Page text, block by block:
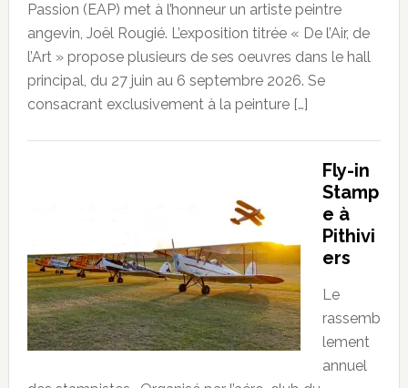
Passion (EAP) met à l’honneur un artiste peintre
angevin, Joël Rougié. L’exposition titrée « De l’Air, de
l’Art » propose plusieurs de ses oeuvres dans le hall
principal, du 27 juin au 6 septembre 2026. Se
consacrant exclusivement à la peinture […]
Fly-in
Stamp
e à
Pithivi
ers
Le
rassemb
lement
annuel